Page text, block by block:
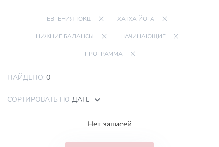
ЕВГЕНИЯ ТОКЦ ХАТХА ЙОГА
НИЖНИЕ БАЛАНСЫ НАЧИНАЮЩИЕ
ПРОГРАММА
НАЙДЕНО: 0
СОРТИРОВАТЬ ПО ДАТЕ
Нет записей